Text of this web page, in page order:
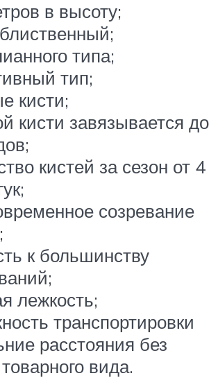
в высоту;
типа;
тип;
кисти;
кисти завязывается до
кистей за сезон от 4
созревание
к большинству
лежкость;
транспортировки
расстояния без
вида.